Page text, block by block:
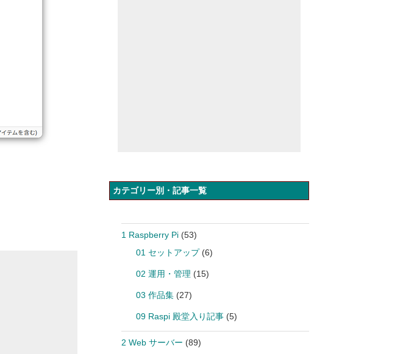
カテゴリー別・記事一覧
1 Raspberry Pi(53)
01 セットアップ(6)
02 運用・管理 (15)
03 作品集(27)
09 Raspi 殿堂入り記事(5)
2 Web サーバー (89)